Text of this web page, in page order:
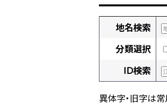
地名検索
分類選択
ID検索
異体字・旧字は